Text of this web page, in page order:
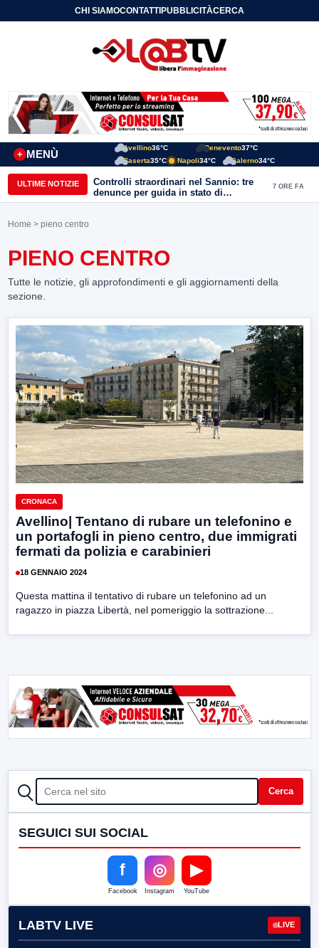
CHI SIAMOCONTATTIPUBBLICITÀCERCA
MENÙ
+
Avellino36°C Benevento37°C
Caserta35°C Napoli34°C Salerno34°C
ULTIME NOTIZIE
Controlli straordinari nel Sannio: tre
denunce per guida in stato di
ebbrezza, un arresto e 1.500 kg di
7 ORE FA
Home > pieno centro
PIENO CENTRO
Tutte le notizie, gli approfondimenti e gli aggiornamenti della
sezione.
CRONACA
Avellino| Tentano di rubare un telefonino e
un portafogli in pieno centro, due immigrati
fermati da polizia e carabinieri
18 GENNAIO 2024
Questa mattina il tentativo di rubare un telefonino ad un
ragazzo in piazza Libertà, nel pomeriggio la sottrazione...
CERCA Cerca
SEGUICI SUI SOCIAL
f
Facebook
◎
Instagram
▶
YouTube
LABTV LIVE LIVE